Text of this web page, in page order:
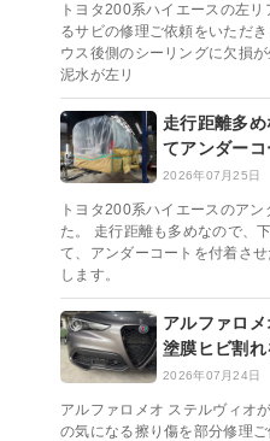
トヨタ200系ハイエースの左
るサビの修理ご依頼をいただ
ウス後側のシーリングに欠損
泥水が左リ
走行距離多
てアンダー
2026年07月25日
トヨタ200系ハイエースのア
た。 走行距離も多めなので、
て、アンダーコートを付着さ
します。
アルファロ
塗膜ヒビ割
2026年07月24日
アルファロメオ ステルヴィオ
の気になる擦り傷を部分修理